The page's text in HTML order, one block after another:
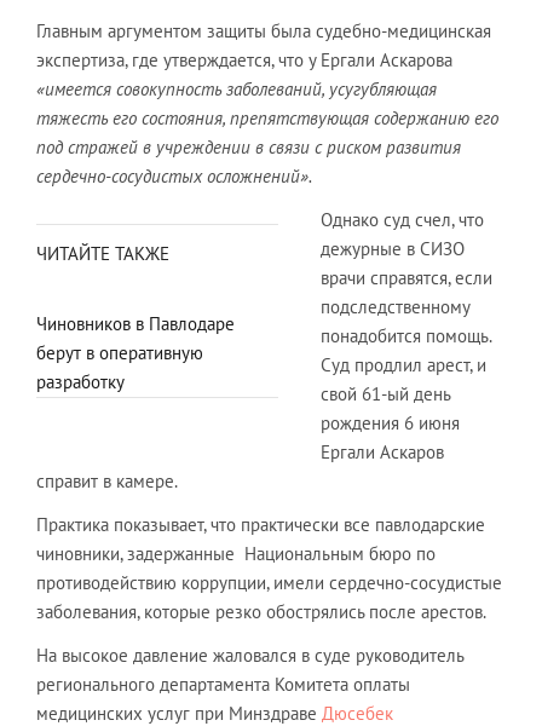
Главным аргументом защиты была судебно-медицинская
экспертиза, где утверждается, что у Ергали Аскарова
«имеется совокупность заболеваний, усугубляющая
тяжесть его состояния, препятствующая содержанию его
под стражей в учреждении в связи с риском развития
сердечно-сосудистых осложнений».
ЧИТАЙТЕ ТАКЖЕ
Чиновников в Павлодаре
берут в оперативную
разработку
Однако суд счел, что
дежурные в СИЗО
врачи справятся, если
подследственному
понадобится помощь.
Суд продлил арест, и
свой 61-ый день
рождения 6 июня
Ергали Аскаров
справит в камере.
Практика показывает, что практически все павлодарские
чиновники, задержанные Национальным бюро по
противодействию коррупции, имели сердечно-сосудистые
заболевания, которые резко обострялись после арестов.
На высокое давление жаловался в суде руководитель
регионального департамента Комитета оплаты
медицинских услуг при Минздраве Дюсебек